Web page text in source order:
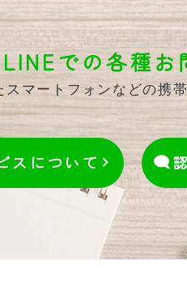
での各種
マートフォンなどの携
スについて